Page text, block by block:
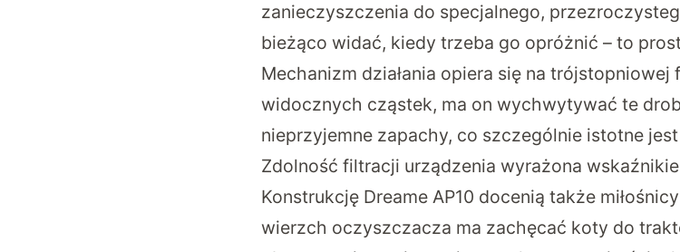
zanieczyszczenia do specjalnego,
bieżąco widać, kiedy trzeba go opróżnić – to
Mechanizm działania opiera się na
widocznych cząstek, ma on wychwytywać te
nieprzyjemne zapachy, co szczególnie istotne
Zdolność filtracji urządzenia wyrażona
Konstrukcję Dreame AP10 docenią także
wierzch oczyszczacza ma zachęcać koty do